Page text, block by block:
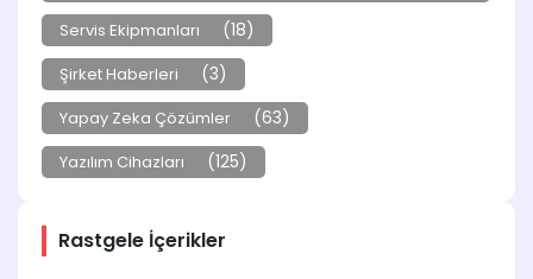
Servis Ekipmanları (18)
Şirket Haberleri (3)
Yapay Zeka Çözümler (63)
Yazılım Cihazları (125)
Rastgele İçerikler